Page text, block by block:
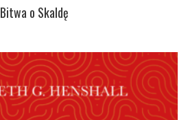
Bitwa o Skaldę